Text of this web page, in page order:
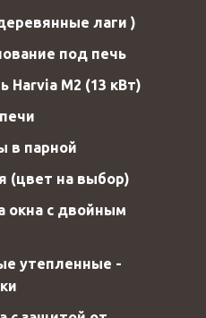
лаги )
под печь
Harvia М2 (13 кВт)
в парной
(цвет на выбор)
окна с двойным
утепленные -